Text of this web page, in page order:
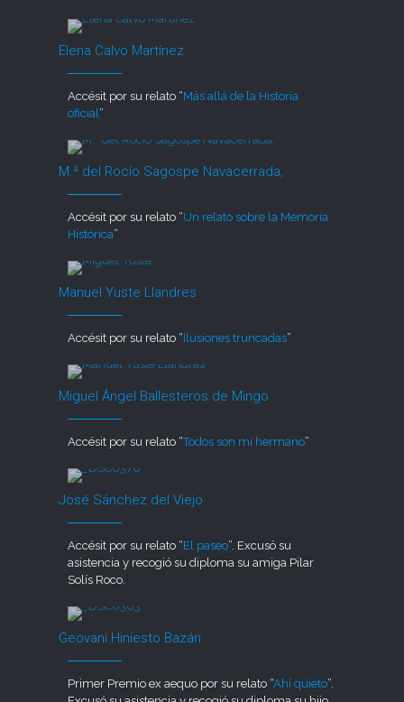
Elena Calvo Martínez
Accésit por su relato “Más allá de la Historia
oficial ”
M.ª del Rocío Sagospe Navacerrada,
Accésit por su relato “Un relato sobre la Memoria
Histórica”
Manuel Yuste Llandres
Accésit por su relato “Ilusiones truncadas”
Miguel Ángel Ballesteros de Mingo
Accésit por su relato “Todos son mi hermano”
José Sánchez del Viejo
Accésit por su relato “El paseo”. Excusó su
asistencia y recogió su diploma su amiga Pilar
Solís Roco.
Geovani Hiniesto Bazán
Primer Premio ex aequo por su relato “Ahí quieto”.